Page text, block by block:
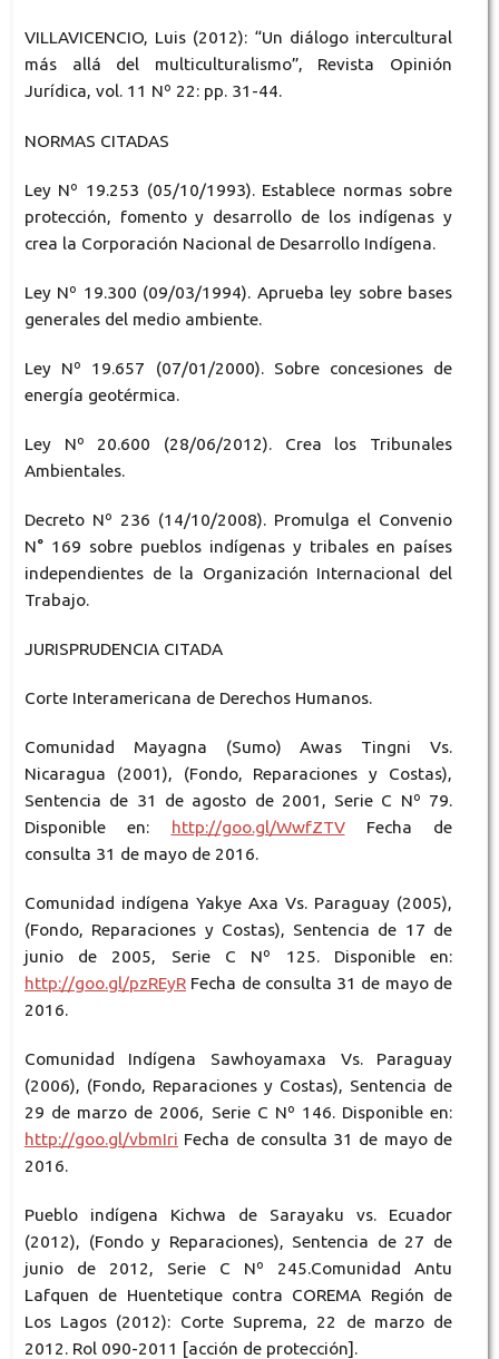
VILLAVICENCIO, Luis (2012): “Un diálogo intercultural
más allá del multiculturalismo”, Revista Opinión
Jurídica, vol. 11 Nº 22: pp. 31-44.
NORMAS CITADAS
Ley Nº 19.253 (05/10/1993). Establece normas sobre
protección, fomento y desarrollo de los indígenas y
crea la Corporación Nacional de Desarrollo Indígena.
Ley Nº 19.300 (09/03/1994). Aprueba ley sobre bases
generales del medio ambiente.
Ley Nº 19.657 (07/01/2000). Sobre concesiones de
energía geotérmica.
Ley Nº 20.600 (28/06/2012). Crea los Tribunales
Ambientales.
Decreto Nº 236 (14/10/2008). Promulga el Convenio
N° 169 sobre pueblos indígenas y tribales en países
independientes de la Organización Internacional del
Trabajo.
JURISPRUDENCIA CITADA
Corte Interamericana de Derechos Humanos.
Comunidad Mayagna (Sumo) Awas Tingni Vs.
Nicaragua (2001), (Fondo, Reparaciones y Costas),
Sentencia de 31 de agosto de 2001, Serie C Nº 79.
Disponible en: http://goo.gl/WwfZTVFecha de
consulta 31 de mayo de 2016.
Comunidad indígena Yakye Axa Vs. Paraguay (2005),
(Fondo, Reparaciones y Costas), Sentencia de 17 de
junio de 2005, Serie C Nº 125. Disponible en:
http://goo.gl/pzREyRFecha de consulta 31 de mayo de
2016.
Comunidad Indígena Sawhoyamaxa Vs. Paraguay
(2006), (Fondo, Reparaciones y Costas), Sentencia de
29 de marzo de 2006, Serie C Nº 146. Disponible en:
http://goo.gl/vbmIri Fecha de consulta 31 de mayo de
2016.
Pueblo indígena Kichwa de Sarayaku vs. Ecuador
(2012), (Fondo y Reparaciones), Sentencia de 27 de
junio de 2012, Serie C Nº 245.Comunidad Antu
Lafquen de Huentetique contra COREMA Región de
Los Lagos (2012): Corte Suprema, 22 de marzo de
2012. Rol 090-2011 [acción de protección].